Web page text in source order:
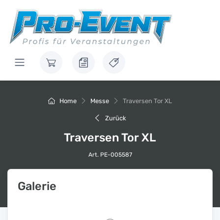
Home Messe Traversen Tor XL
Zurück
Traversen Tor XL
Art. PE-005587
Galerie